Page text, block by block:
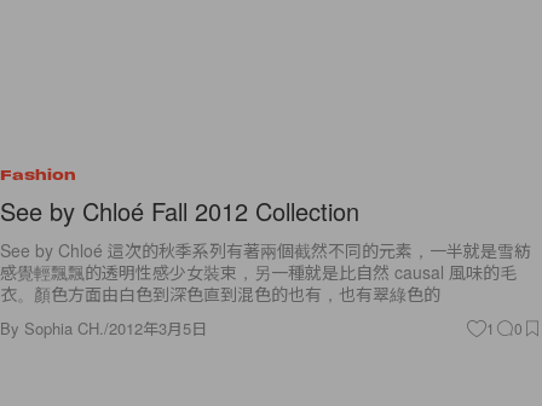
Fashion
See by Chloé Fall 2012 Collection
See by Chloé 這次的秋季系列有著兩個截然不同的元素，一半就是雪紡
感覺輕飄飄的透明性感少女裝束，另一種就是比自然 causal 風味的毛
衣。顏色方面由白色到深色直到混色的也有，也有翠綠色的
By Sophia CH./2012年3月5日 1 0